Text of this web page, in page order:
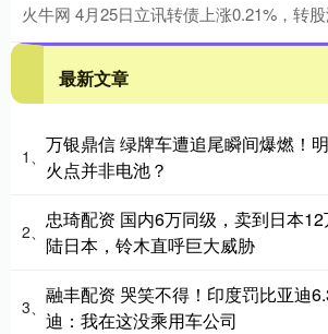
火牛网 4月25日立讯转债上涨0.21%，转
最新文章
1、
万银鼎信 绿牌车遭追尾瞬间爆燃！
火点并非电池？
2、
忠琦配资 国内6万同级，卖到日本
陆日本，铃木直呼巨大威胁
3、
融丰配资 哭笑不得！印度罚比亚迪
迪：我在这没乘用车公司